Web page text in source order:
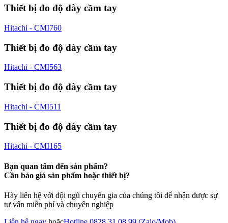
Thiết bị đo độ dày cầm tay
Hitachi - CMI760
Thiết bị đo độ dày cầm tay
Hitachi - CMI563
Thiết bị đo độ dày cầm tay
Hitachi - CMI511
Thiết bị đo độ dày cầm tay
Hitachi - CMI165
Bạn quan tâm đến sản phẩm?
Cần báo giá sản phẩm hoặc thiết bị?
Hãy liên hệ với đội ngũ chuyên gia của chúng tôi để nhận được sự
tư vấn miễn phí và chuyên nghiệp